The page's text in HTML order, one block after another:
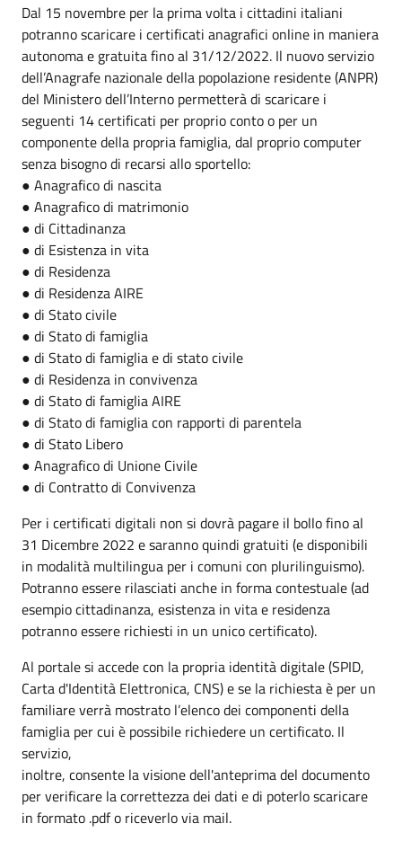
Dal 15 novembre per la prima volta i cittadini italiani
potranno scaricare i certificati anagrafici online in maniera
autonoma e gratuita fino al 31/12/2022. Il nuovo servizio
dell’Anagrafe nazionale della popolazione residente (ANPR)
del Ministero dell’Interno permetterà di scaricare i
seguenti 14 certificati per proprio conto o per un
componente della propria famiglia, dal proprio computer
senza bisogno di recarsi allo sportello:
● Anagrafico di nascita
● Anagrafico di matrimonio
● di Cittadinanza
● di Esistenza in vita
● di Residenza
● di Residenza AIRE
● di Stato civile
● di Stato di famiglia
● di Stato di famiglia e di stato civile
● di Residenza in convivenza
● di Stato di famiglia AIRE
● di Stato di famiglia con rapporti di parentela
● di Stato Libero
● Anagrafico di Unione Civile
● di Contratto di Convivenza
Per i certificati digitali non si dovrà pagare il bollo fino al
31 Dicembre 2022 e saranno quindi gratuiti (e disponibili
in modalità multilingua per i comuni con plurilinguismo).
Potranno essere rilasciati anche in forma contestuale (ad
esempio cittadinanza, esistenza in vita e residenza
potranno essere richiesti in un unico certificato).
Al portale si accede con la propria identità digitale (SPID,
Carta d'Identità Elettronica, CNS) e se la richiesta è per un
familiare verrà mostrato l’elenco dei componenti della
famiglia per cui è possibile richiedere un certificato. Il
servizio,
inoltre, consente la visione dell'anteprima del documento
per verificare la correttezza dei dati e di poterlo scaricare
in formato .pdf o riceverlo via mail.